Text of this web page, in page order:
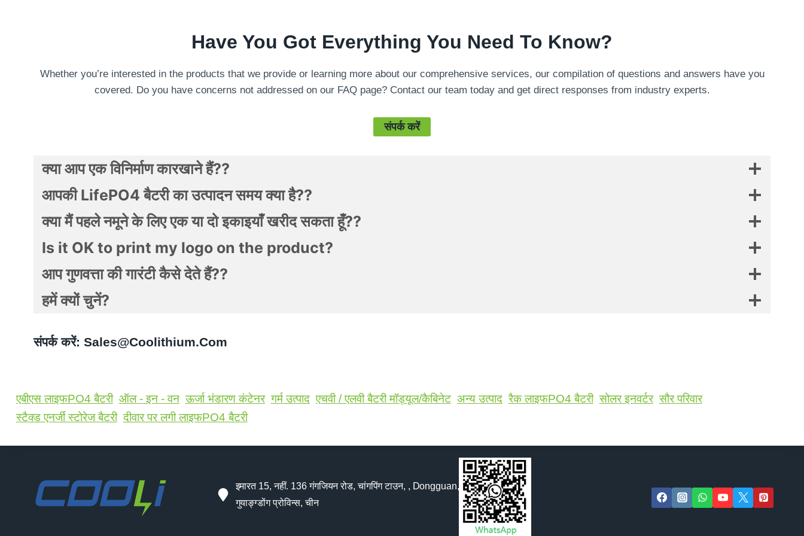
Have You Got Everything You Need To Know?
Whether you’re interested in the products that we provide or learning more about our comprehensive services, our compilation of questions and answers have you
covered. Do you have concerns not addressed on our FAQ page? Contact our team today and get direct responses from industry experts.
संपर्क करें
क्या आप एक विनिर्माण कारखाने हैं??
आपकी LifePO4 बैटरी का उत्पादन समय क्या है??
क्या मैं पहले नमूने के लिए एक या दो इकाइयाँ खरीद सकता हूँ??
Is it OK to print my logo on the product?
आप गुणवत्ता की गारंटी कैसे देते हैं??
हमें क्यों चुनें?
संपर्क करें: Sales@coolithium.com
एबीएस लाइफPO4 बैटरी ऑल - इन - वन ऊर्जा भंडारण कंटेनर गर्म उत्पाद एचवी / एलवी बैटरी मॉड्यूल/कैबिनेट अन्य उत्पाद रैक लाइफPO4 बैटरी सोलर इनवर्टर सौर परिवार
स्टैक्ड एनर्जी स्टोरेज बैटरी दीवार पर लगी लाइफPO4 बैटरी
इमारत 15, नहीं. 136 गंगजियन रोड, चांगपिंग टाउन, , Dongguan,
गुयाङ्ग्डोंग प्रोविन्स, चीन